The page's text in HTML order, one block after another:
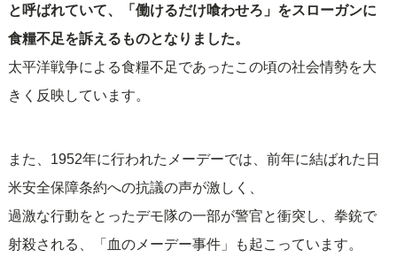
と呼ばれていて、「働けるだけ喰わせろ」をスローガンに
食糧不足を訴えるものとなりました。
太平洋戦争による食糧不足であったこの頃の社会情勢を大
きく反映しています。
また、1952年に行われたメーデーでは、前年に結ばれた日
米安全保障条約への抗議の声が激しく、
過激な行動をとったデモ隊の一部が警官と衝突し、拳銃で
射殺される、「血のメーデー事件」も起こっています。